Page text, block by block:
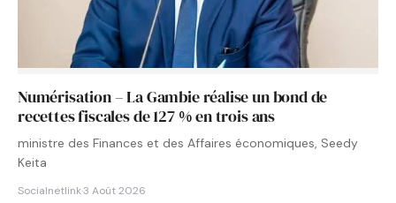
Numérisation – La Gambie réalise un bond de
recettes fiscales de 127 % en trois ans
ministre des Finances et des Affaires économiques, Seedy
Keita
Socialnetlink·3 Août 2026